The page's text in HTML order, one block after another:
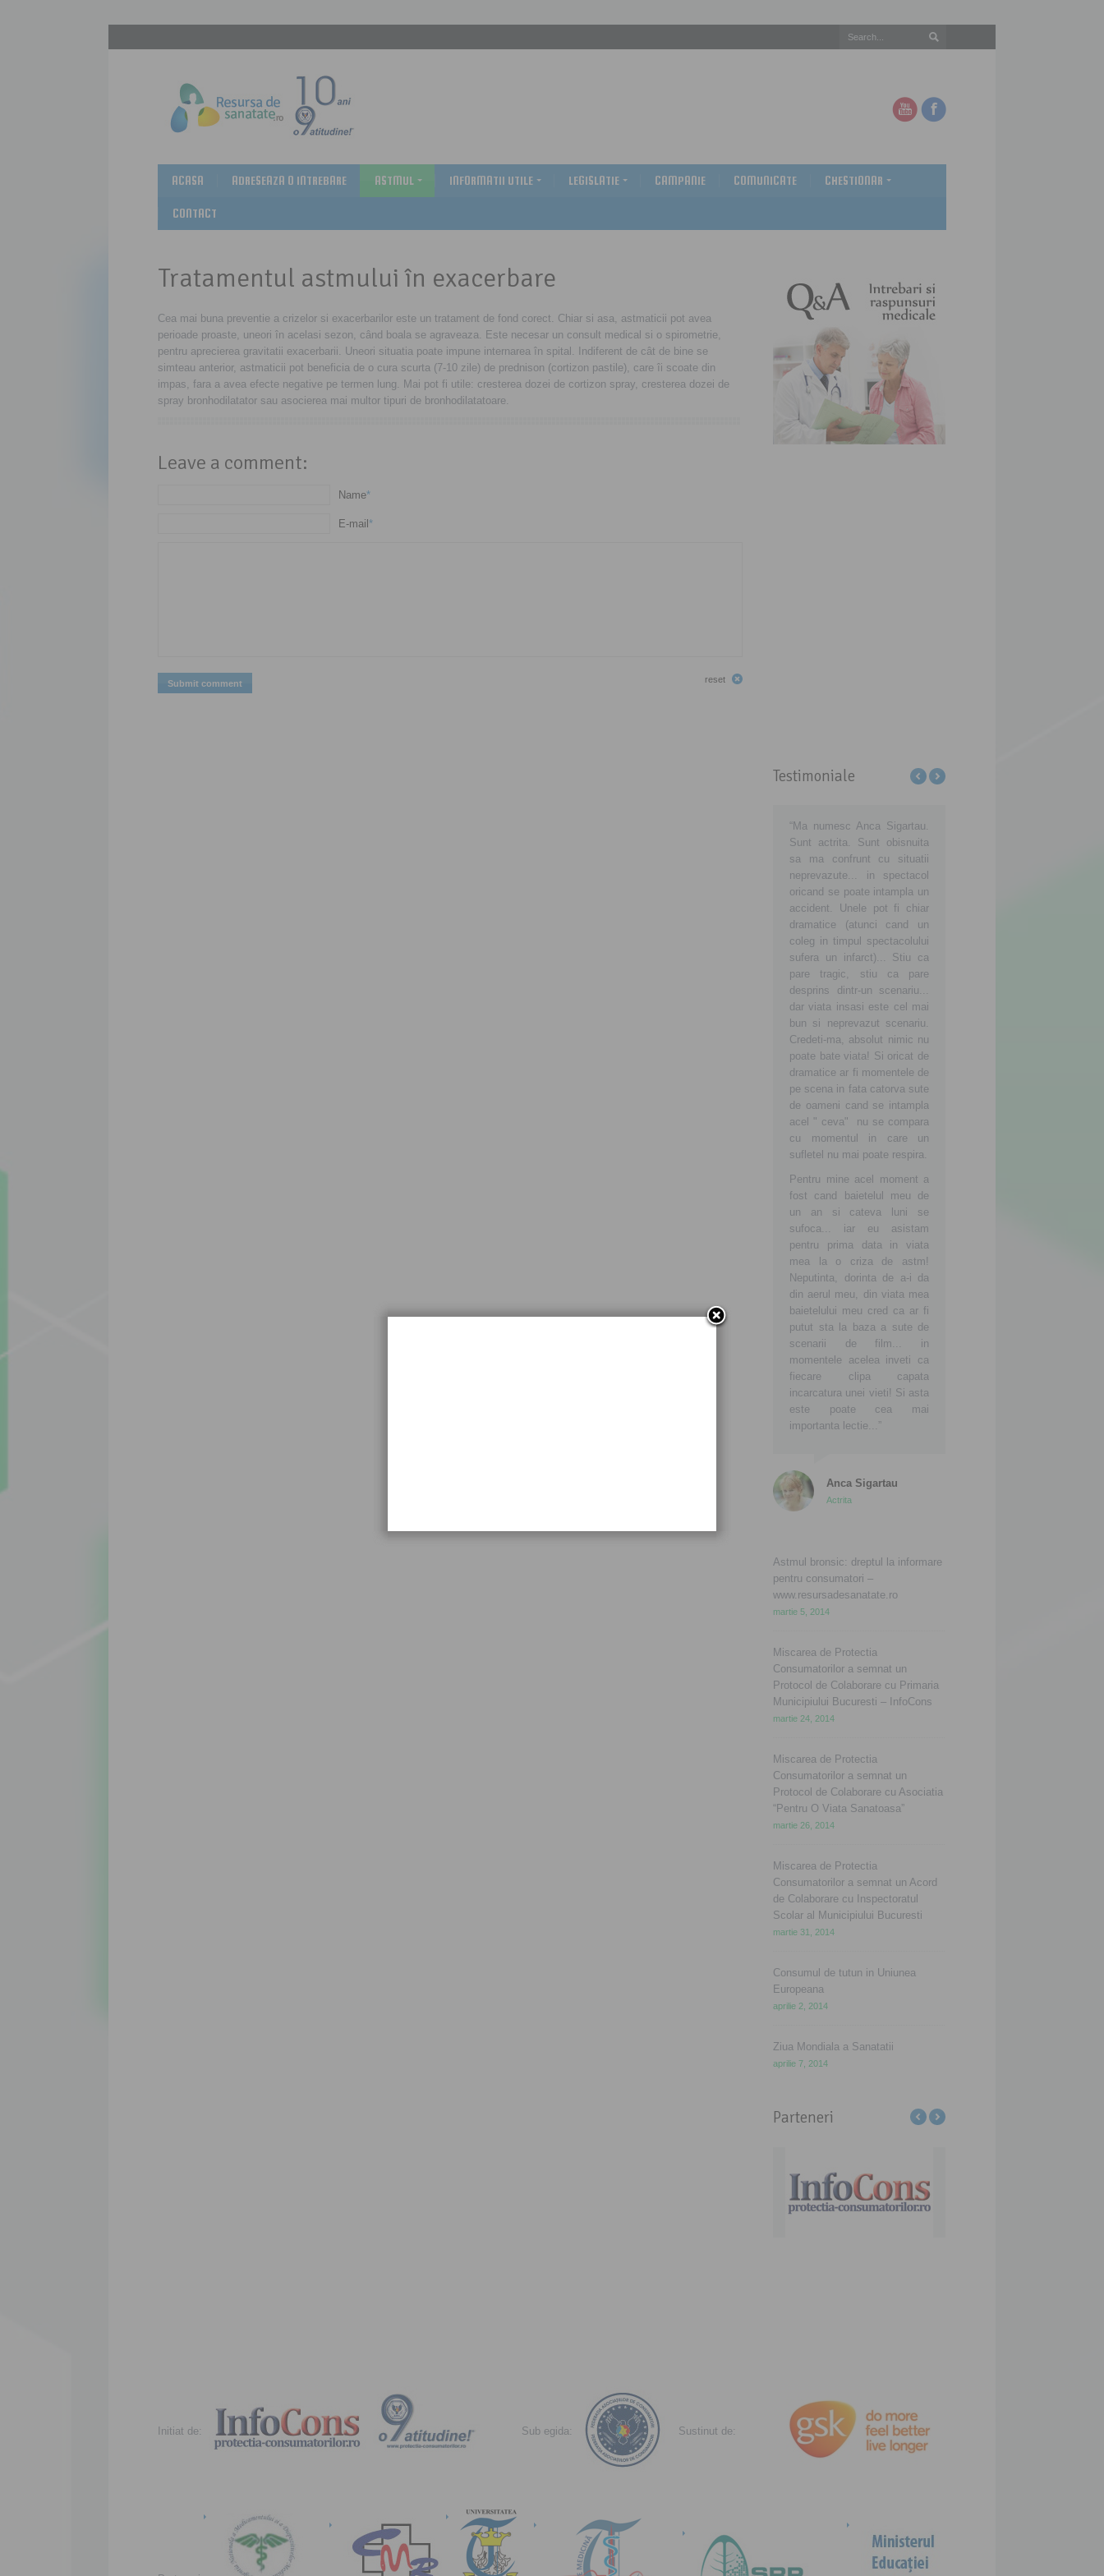
ACASA ADRESEAZA O INTREBARE ASTMUL INFORMATII UTILE LEGISLATIE CAMPANIE COMUNICATE CHESTIONAR
CONTACT
Tratamentul astmului în exacerbare
Cea mai buna preventie a crizelor si exacerbarilor este un tratament de fond corect. Chiar si asa, astmaticii pot avea
perioade proaste, uneori în acelasi sezon, când boala se agraveaza. Este necesar un consult medical si o spirometrie,
pentru aprecierea gravitatii exacerbarii. Uneori situatia poate impune internarea în spital. Indiferent de cât de bine se
simteau anterior, astmaticii pot beneficia de o cura scurta (7-10 zile) de prednison (cortizon pastile), care îi scoate din
impas, fara a avea efecte negative pe termen lung. Mai pot fi utile: cresterea dozei de cortizon spray, cresterea dozei de
spray bronhodilatator sau asocierea mai multor tipuri de bronhodilatatoare.
Leave a comment:
Name*
E-mail *
Submit comment reset
Testimoniale
“Ma numesc Anca Sigartau.
Sunt actrita. Sunt obisnuita
sa ma confrunt cu situatii
neprevazute... in spectacol
oricand se poate intampla un
accident. Unele pot fi chiar
dramatice (atunci cand un
coleg in timpul spectacolului
sufera un infarct)... Stiu ca
pare tragic, stiu ca pare
desprins dintr-un scenariu...
dar viata insasi este cel mai
bun si neprevazut scenariu.
Credeti-ma, absolut nimic nu
poate bate viata! Si oricat de
dramatice ar fi momentele de
pe scena in fata catorva sute
de oameni cand se intampla
acel " ceva" nu se compara
cu momentul in care un
sufletel nu mai poate respira.
Pentru mine acel moment a
fost cand baietelul meu de
un an si cateva luni se
sufoca... iar eu asistam
pentru prima data in viata
mea la o criza de astm!
Neputinta, dorinta de a-i da
din aerul meu, din viata mea
baietelului meu cred ca ar fi
putut sta la baza a sute de
scenarii de film... in
momentele acelea inveti ca
fiecare clipa capata
incarcatura unei vieti! Si asta
este poate cea mai
importanta lectie...”
Anca Sigartau
Actrita
Astmul bronsic: dreptul la informare
pentru consumatori –
www.resursadesanatate.ro
martie 5, 2014
Miscarea de Protectia
Consumatorilor a semnat un
Protocol de Colaborare cu Primaria
Municipiului Bucuresti – InfoCons
martie 24, 2014
Miscarea de Protectia
Consumatorilor a semnat un
Protocol de Colaborare cu Asociatia
“Pentru O Viata Sanatoasa”
martie 26, 2014
Miscarea de Protectia
Consumatorilor a semnat un Acord
de Colaborare cu Inspectoratul
Scolar al Municipiului Bucuresti
martie 31, 2014
Consumul de tutun in Uniunea
Europeana
aprilie 2, 2014
Ziua Mondiala a Sanatatii
aprilie 7, 2014
Parteneri
Initiat de: Sub egida: Sustinut de: